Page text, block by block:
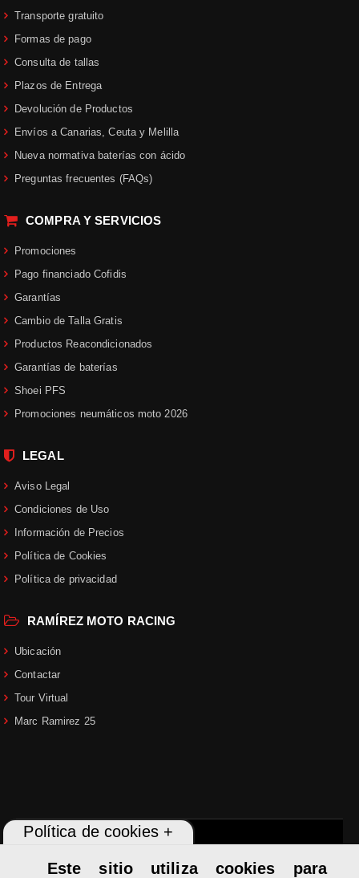
Transporte gratuito
Formas de pago
Consulta de tallas
Plazos de Entrega
Devolución de Productos
Envíos a Canarias, Ceuta y Melilla
Nueva normativa baterías con ácido
Preguntas frecuentes (FAQs)
COMPRA Y SERVICIOS
Promociones
Pago financiado Cofidis
Garantías
Cambio de Talla Gratis
Productos Reacondicionados
Garantías de baterías
Shoei PFS
Promociones neumáticos moto 2026
LEGAL
Aviso Legal
Condiciones de Uso
Información de Precios
Política de Cookies
Política de privacidad
RAMÍREZ MOTO RACING
Ubicación
Contactar
Tour Virtual
Marc Ramirez 25
Este sitio utiliza cookies para
Política de cookies +